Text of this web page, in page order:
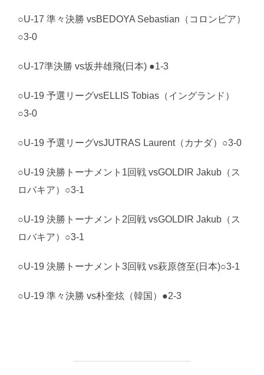
○U-17 準々決勝 vsBEDOYA Sebastian（コロンビア）
○3-0
○U-17準決勝 vs坂井雄飛(日本) ●1-3
○U-19 予選リーグvsELLIS Tobias（イングランド）
○3-0
○U-19 予選リーグvsJUTRAS Laurent（カナダ）○3-0
○U-19 決勝トーナメント1回戦 vsGOLDIR Jakub（ス
ロバキア）○3-1
○U-19 決勝トーナメント2回戦 vsGOLDIR Jakub（ス
ロバキア）○3-1
○U-19 決勝トーナメント3回戦 vs萩原啓至(日本)○3-1
○U-19 準々決勝 vs朴奎炫（韓国）●2-3